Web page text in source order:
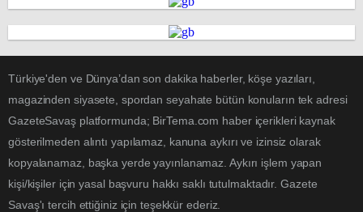
Türkiye'den ve Dünya’dan son dakika haberler, köşe yazıları,
magazinden siyasete, spordan seyahate bütün konuların tek adresi
GazeteSavaş platformunda; BirTema.com haber içerikleri kaynak
gösterilmeden alıntı yapılamaz, kanuna aykırı ve izinsiz olarak
kopyalanamaz, başka yerde yayınlanamaz. Aykırı işlem yapan
kişi/kişiler için yasal başvuru hakkı saklı tutulmaktadır. Gazete
Savaş'ı tercih ettiğiniz için teşekkür ederiz.